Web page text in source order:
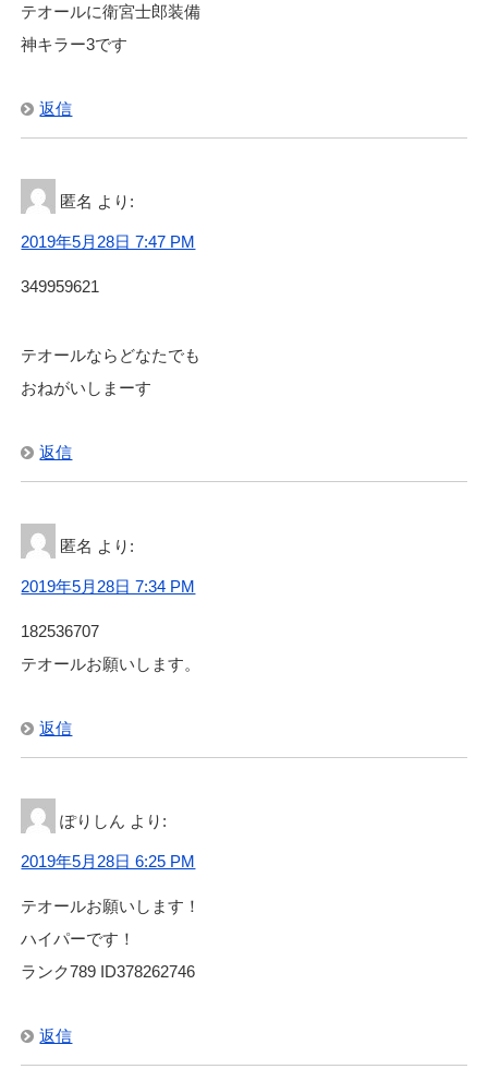
テオールに衛宮士郎装備
神キラー3です
返信
匿名 より:
2019年5月28日 7:47 PM
349959621
テオールならどなたでも
おねがいしまーす
返信
匿名 より:
2019年5月28日 7:34 PM
182536707
テオールお願いします。
返信
ぽりしん より:
2019年5月28日 6:25 PM
テオールお願いします！
ハイパーです！
ランク789 ID378262746
返信